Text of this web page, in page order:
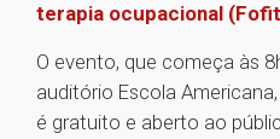
terapia ocupacional
O evento, que começa às
auditório Escola
é gratuito e aberto ao